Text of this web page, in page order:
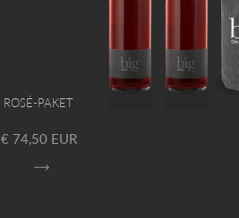
ROSÉ-PAKET
€ 74,50 EUR